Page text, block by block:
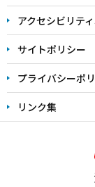
アクセシビリテ
サイトポリシー
プライバシーポ
リンク集